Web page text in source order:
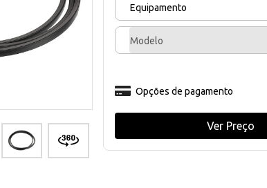
Equipamento
Modelo
Opções de pagamento
Ver Preço